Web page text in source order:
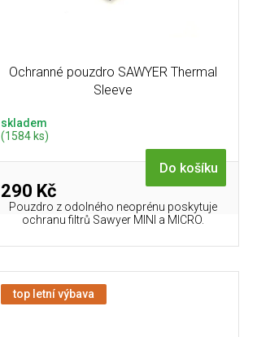
Ochranné pouzdro SAWYER Thermal
Sleeve
skladem
(1584 ks)
290 Kč
Do košíku
Pouzdro z odolného neoprénu poskytuje
ochranu filtrů Sawyer MINI a MICRO.
top letní výbava